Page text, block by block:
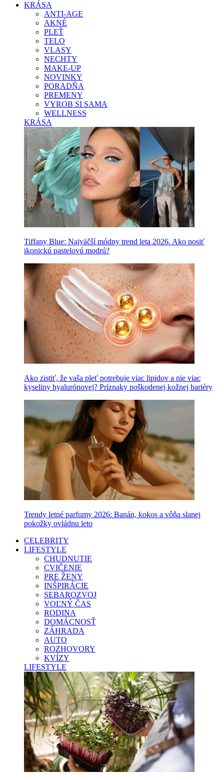
KRÁSA
ANTI-AGE
AKNÉ
PLEŤ
TELO
VLASY
NECHTY
MAKE-UP
NOVINKY
PORADŇA
PREMENY
VYROB SI SAMA
WELLNESS
KRÁSA
Tiffany Blue: Najväčší módny trend leta 2026. Ako nosiť
ikonickú pastelovú modrú?
Ako zistiť, že vaša pleť potrebuje viac lipidov a nie viac
kyseliny hyalurónovej? Príznaky poškodenej kožnej bariéry
Trendy letné parfumy 2026: Banán, kokos a vôňa slanej
pokožky ovládnu leto
CELEBRITY
LIFESTYLE
CHUDNUTIE
CVIČENIE
PRE ŽENY
INŠPIRÁCIE
SEBAROZVOJ
VOĽNÝ ČAS
RODINA
DOMÁCNOSŤ
ZÁHRADA
AUTO
ROZHOVORY
KVÍZY
LIFESTYLE